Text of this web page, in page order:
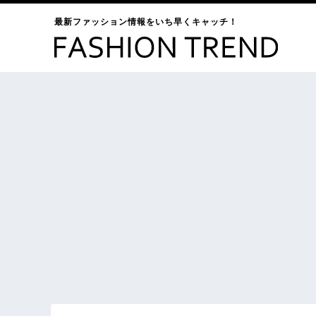
最新ファッション情報をいち早くキャッチ！